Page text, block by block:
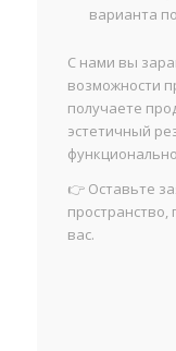
варианта
С нами вы
возможности
получаете
эстетичный
👉 Оставьте
пространство,
вас.